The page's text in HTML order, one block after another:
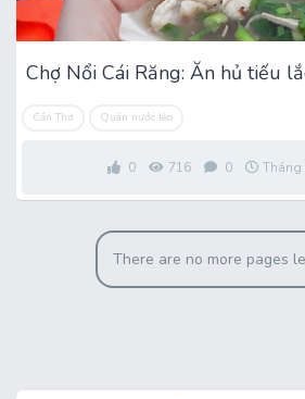
Cần Thơ Quán nước lèo
0 716 0 Tháng
There are no more pages